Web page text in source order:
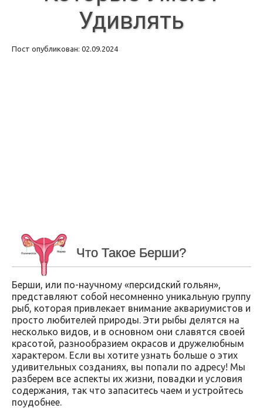
Удивлять
Пост опубликован: 02.09.2024
Что Такое Берши?
Берши, или по-научному «персидский гольян»,
представляют собой несомненно уникальную группу
рыб, которая привлекает внимание аквариумистов и
просто любителей природы. Эти рыбы делятся на
несколько видов, и в основном они славятся своей
красотой, разнообразием окрасов и дружелюбным
характером. Если вы хотите узнать больше о этих
удивительных созданиях, вы попали по адресу! Мы
разберем все аспекты их жизни, повадки и условия
содержания, так что запаситесь чаем и устройтесь
поудобнее.